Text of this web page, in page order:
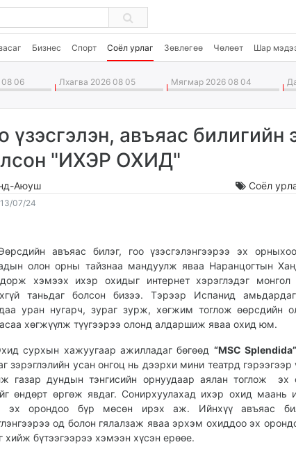
Бизнес Спорт Соёл урлаг Зөвлөгөө Чөлөөт Шар
06 Лхагва 2026 08 05 Мягмар 2026 08 04
үзэсгэлэн, авъяас билигийн
"ИХЭР ОХИД"
Аюуш Соёл
07/24
02:13:09
09:45:03
авъяас билэг, гоо үзэсгэлэнгээрээ эх
олон орны тайзнаа мандуулж яваа Наранцогтын
хэмээх ихэр охидыг интернет хэрэглэдэг монгол
таньдаг болсон бизээ. Тэрээр Испанид
уран нугарч, зураг зурж, хөгжим тоглож өөрсдийн
хөгжүүлж түүгээрээ олонд алдаршиж яваа охид юм.
сурхын хажуугаар ажилладаг бөгөөд “MSC Splendida”
зэрэглэлийн усан онгоц нь дээрхи мини театрд гэрээгээр
газар дундын тэнгисийн орнуудаар аялан тоглож эх
өндөрт өргөж явдаг. Сонирхуулахад ихэр охид маань
эх орондоо бүр мөсөн ирэх аж. Ийнхүү авъяас
од болон гялалзаж яваа эрхэм охиддоо эх
хийж бүтээгээрээ хэмээн хүсэн ерөөе.